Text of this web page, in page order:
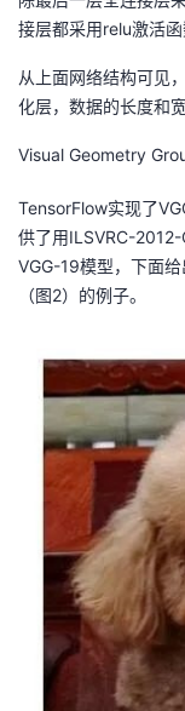
接层都采用relu激活函
从上面网络结构可见
化层，数据的长度和
Visual Geometry
TensorFlow实现了
供了用ILSVRC-
VGG-19模型，下面
（图2）的例子。